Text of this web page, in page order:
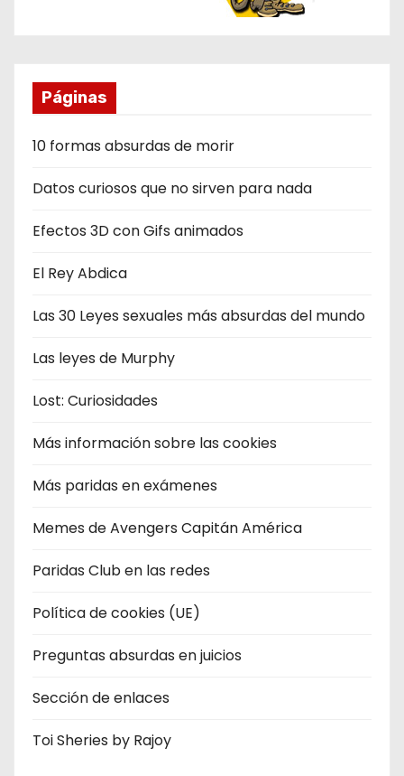
Páginas
10 formas absurdas de morir
Datos curiosos que no sirven para nada
Efectos 3D con Gifs animados
El Rey Abdica
Las 30 Leyes sexuales más absurdas del mundo
Las leyes de Murphy
Lost: Curiosidades
Más información sobre las cookies
Más paridas en exámenes
Memes de Avengers Capitán América
Paridas Club en las redes
Política de cookies (UE)
Preguntas absurdas en juicios
Sección de enlaces
Toi Sheries by Rajoy